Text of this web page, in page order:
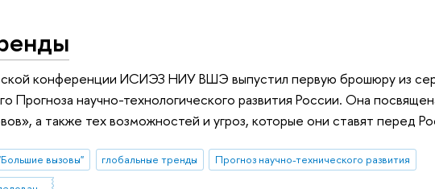
конференции ИСИЭЗ НИУ ВШЭ выпустил первую брошюру из
Прогноза научно-технологического развития России. Она
а также тех возможностей и угроз, которые они ставят перед
вызовы" глобальные тренды
Прогноз научно-технического развития